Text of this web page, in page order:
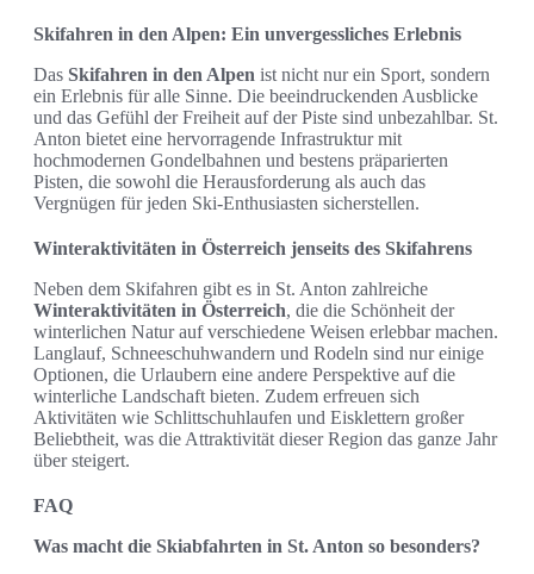
Skifahren in den Alpen: Ein unvergessliches Erlebnis
Das Skifahren in den Alpen ist nicht nur ein Sport, sondern
ein Erlebnis für alle Sinne. Die beeindruckenden Ausblicke
und das Gefühl der Freiheit auf der Piste sind unbezahlbar. St.
Anton bietet eine hervorragende Infrastruktur mit
hochmodernen Gondelbahnen und bestens präparierten
Pisten, die sowohl die Herausforderung als auch das
Vergnügen für jeden Ski-Enthusiasten sicherstellen.
Winteraktivitäten in Österreich jenseits des Skifahrens
Neben dem Skifahren gibt es in St. Anton zahlreiche
Winteraktivitäten in Österreich, die die Schönheit der
winterlichen Natur auf verschiedene Weisen erlebbar machen.
Langlauf, Schneeschuhwandern und Rodeln sind nur einige
Optionen, die Urlaubern eine andere Perspektive auf die
winterliche Landschaft bieten. Zudem erfreuen sich
Aktivitäten wie Schlittschuhlaufen und Eisklettern großer
Beliebtheit, was die Attraktivität dieser Region das ganze Jahr
über steigert.
FAQ
Was macht die Skiabfahrten in St. Anton so besonders?